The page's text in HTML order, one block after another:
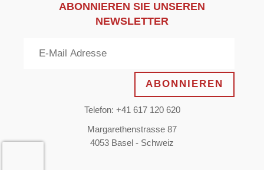
ABONNIEREN SIE UNSEREN
NEWSLETTER
ABONNIEREN
Telefon: +41 617 120 620
Margarethenstrasse 87
4053 Basel - Schweiz